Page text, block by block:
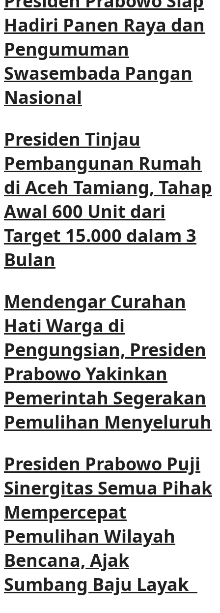
Hadiri Panen Raya dan
Pengumuman
Swasembada Pangan
Nasional
Presiden Tinjau
Pembangunan Rumah
di Aceh Tamiang, Tahap
Awal 600 Unit dari
Target 15.000 dalam 3
Bulan
Mendengar Curahan
Hati Warga di
Pengungsian, Presiden
Prabowo Yakinkan
Pemerintah Segerakan
Pemulihan Menyeluruh
Presiden Prabowo Puji
Sinergitas Semua Pihak
Mempercepat
Pemulihan Wilayah
Bencana, Ajak
Sumbang Baju Layak